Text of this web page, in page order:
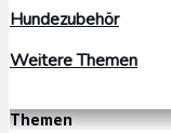
Hundezubehör
Weitere Themen
Themen